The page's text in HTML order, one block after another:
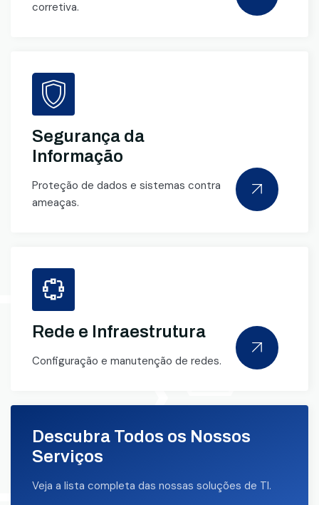
corretiva.
Segurança da
Informação
Proteção de dados e sistemas contra
ameaças.
Rede e Infraestrutura
Configuração e manutenção de redes.
Descubra Todos os Nossos
Serviços
Veja a lista completa das nossas soluções de TI.